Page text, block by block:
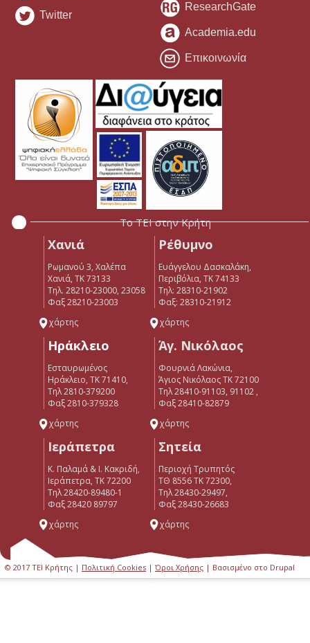
Twitter
ResearchGate
Academia.edu
Επικοινωνία
Το ΤΕΙ στην Κρήτη
Χανιά
Ρωμανού 3, Χαλέπα
Χανιά, ΤΚ 73133
Τηλ. 28210-23000, 23058
Φαξ 28210-23003
χάρτης
Ρέθυμνο
Ευάγγελου Δασκαλάκη,
Περιβόλια, ΤΚ 74133
Tηλ: 28310-21902
Φαξ: 28310-21912
χάρτης
Ηράκλειο
Εσταυρωμένος
Ηράκλειο, ΤΚ 71410,
Τηλ 2810-379200
Φαξ 2810-379328
χάρτης
Άγ. Νικόλαος
Φουρνιά Λακώνια,
Άγιος Νικόλαος ΤΚ 72100
Τηλ 28410-91103, 91102 ,
Φαξ 28410-82879
χάρτης
Ιεράπετρα
Κ. Παλαμά & Ι. Κακριδή,
Ιεράπετρα, ΤΚ 72200
Tηλ 28420-89480-1
Φαξ 28420 89797
χάρτης
Σητεία
Περιοχή Τρυπητός
ΤΘ 8556 ΤΚ 72300,
Τηλ 28430-29497,
Φαξ 28430-26683
χάρτης
© 2017 ΤΕΙ Κρήτης | Πολιτική Cookies | Όροι Χρήσης | Βασισμένο στο Drupal